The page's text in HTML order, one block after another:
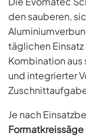
den sauberen,
täglichen
Kombination
und integrierter
Je nach